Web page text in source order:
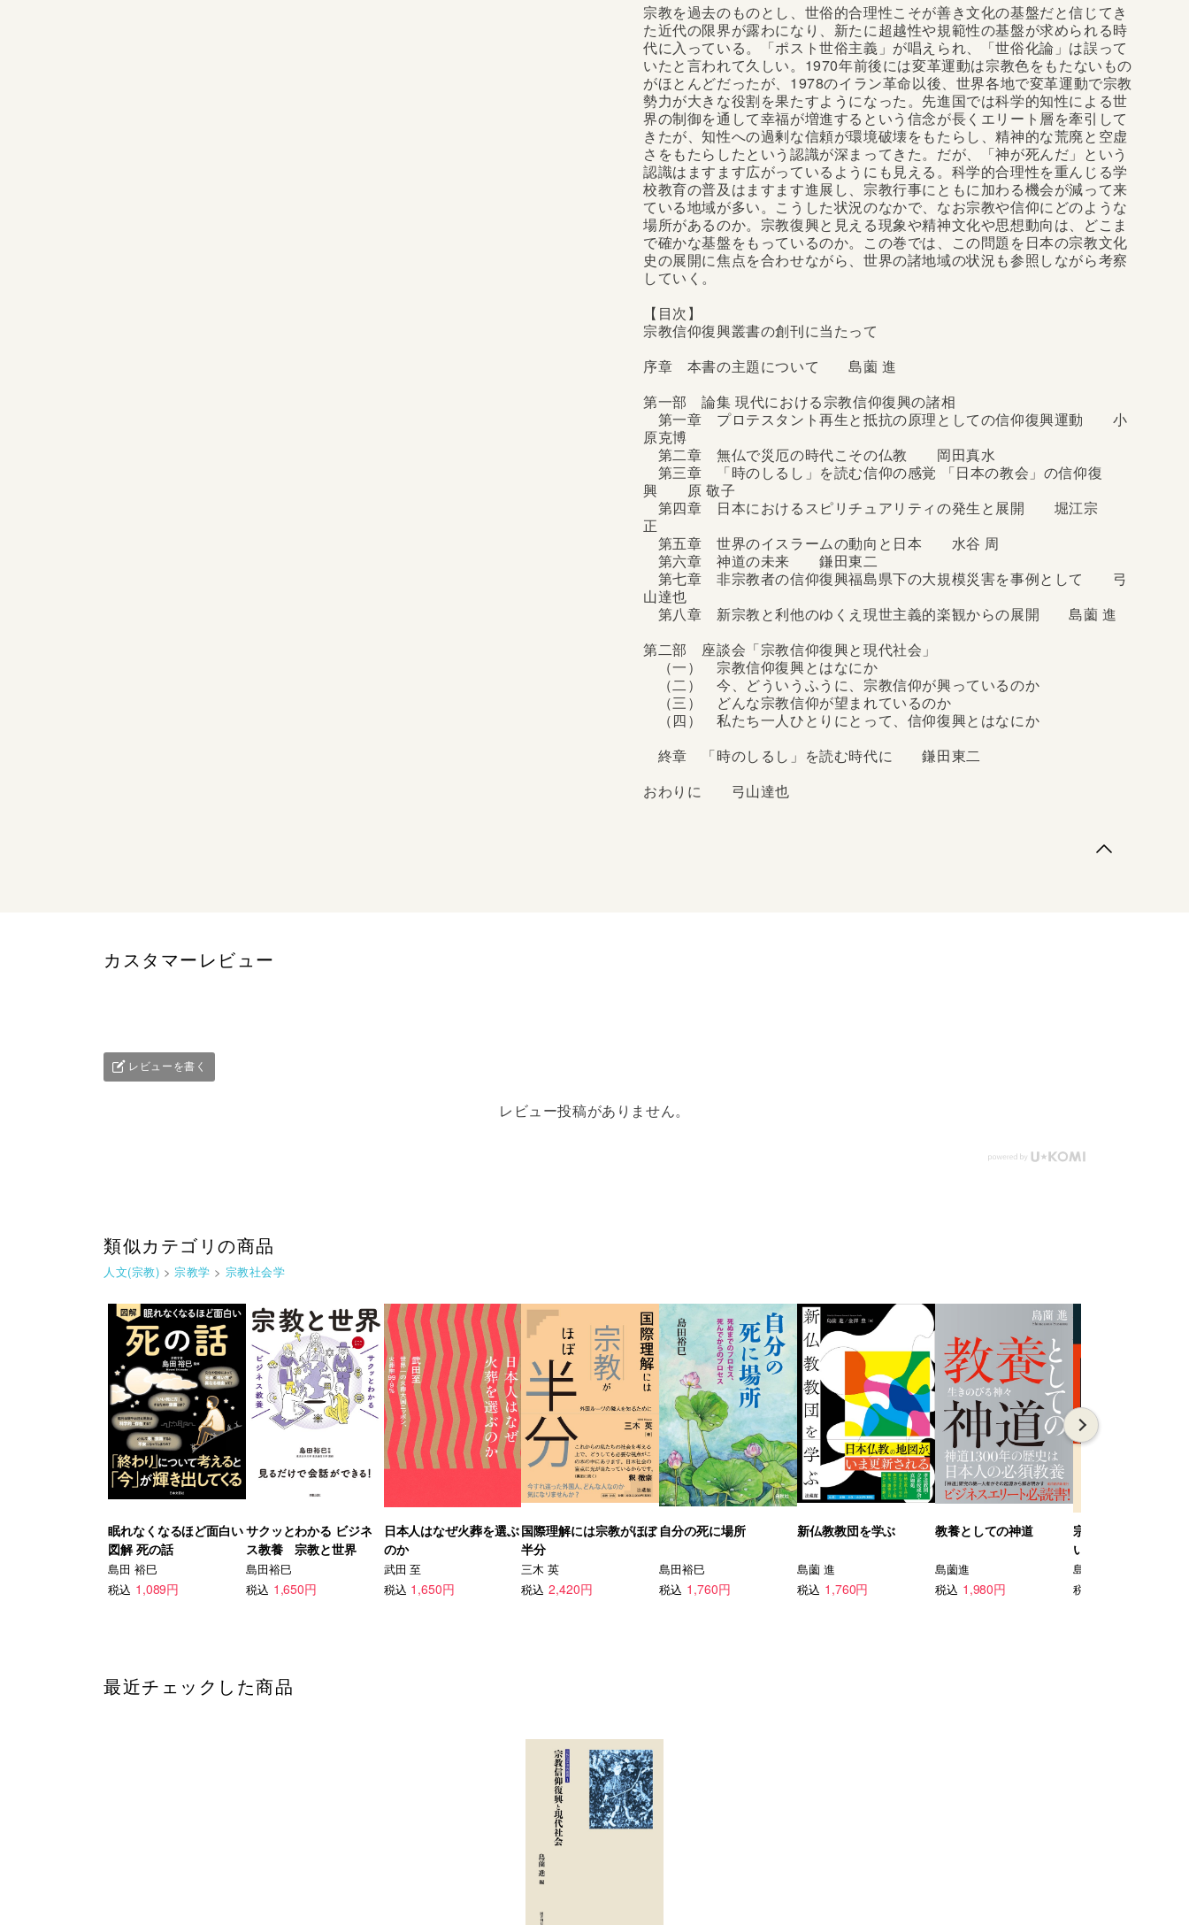
宗教を過去のものとし、世俗的合理性こそが善き文化の基盤だと信じてき
た近代の限界が露わになり、新たに超越性や規範性の基盤が求められる時
代に入っている。「ポスト世俗主義」が唱えられ、「世俗化論」は誤って
いたと言われて久しい。1970年前後には変革運動は宗教色をもたないもの
がほとんどだったが、1978のイラン革命以後、世界各地で変革運動で宗教
勢力が大きな役割を果たすようになった。先進国では科学的知性による世
界の制御を通して幸福が増進するという信念が長くエリート層を牽引して
きたが、知性への過剰な信頼が環境破壊をもたらし、精神的な荒廃と空虚
さをもたらしたという認識が深まってきた。だが、「神が死んだ」という
認識はますます広がっているようにも見える。科学的合理性を重んじる学
校教育の普及はますます進展し、宗教行事にともに加わる機会が減って来
ている地域が多い。こうした状況のなかで、なお宗教や信仰にどのような
場所があるのか。宗教復興と見える現象や精神文化や思想動向は、どこま
で確かな基盤をもっているのか。この巻では、この問題を日本の宗教文化
史の展開に焦点を合わせながら、世界の諸地域の状況も参照しながら考察
していく。
【目次】
宗教信仰復興叢書の創刊に当たって
序章 本書の主題について 島薗 進
第一部 論集 現代における宗教信仰復興の諸相
第一章 プロテスタント再生と抵抗の原理としての信仰復興運動 小
原克博
第二章 無仏で災厄の時代こその仏教 岡田真水
第三章 「時のしるし」を読む信仰の感覚 「日本の教会」の信仰復
興 原 敬子
第四章 日本におけるスピリチュアリティの発生と展開 堀江宗
正
第五章 世界のイスラームの動向と日本 水谷 周
第六章 神道の未来 鎌田東二
第七章 非宗教者の信仰復興福島県下の大規模災害を事例として 弓
山達也
第八章 新宗教と利他のゆくえ現世主義的楽観からの展開 島薗 進
第二部 座談会「宗教信仰復興と現代社会」
（一） 宗教信仰復興とはなにか
（二） 今、どういうふうに、宗教信仰が興っているのか
（三） どんな宗教信仰が望まれているのか
（四） 私たち一人ひとりにとって、信仰復興とはなにか
終章 「時のしるし」を読む時代に 鎌田東二
おわりに 弓山達也
カスタマーレビュー
レビューを書く
レビュー投稿がありません。
類似カテゴリの商品
人文(宗教) > 宗教学 > 宗教社会学
眠れなくなるほど面白い
図解 死の話
島田 裕巳
税込 1,089円
サクッとわかる ビジネ
ス教養 宗教と世界
島田裕巳
税込 1,650円
日本人はなぜ火葬を選ぶ
のか
武田 至
税込 1,650円
国際理解には宗教がほぼ
半分
三木 英
税込 2,420円
自分の死に場所
島田裕巳
税込 1,760円
新仏教教団を学ぶ
島薗 進
税込 1,760円
教養としての神道
島薗進
税込 1,980円
宗教のきほん なぜ
い」を求めるのか
島薗進
税込
最近チェックした商品